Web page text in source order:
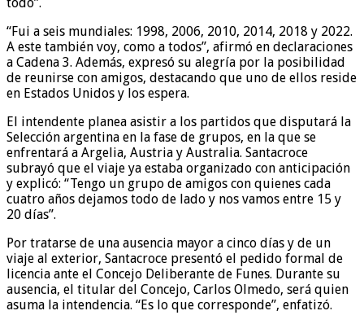
“Fui a seis mundiales: 1998, 2006, 2010, 2014, 2018 y 2022.
A este también voy, como a todos”, afirmó en declaraciones
a Cadena 3. Además, expresó su alegría por la posibilidad
de reunirse con amigos, destacando que uno de ellos reside
en Estados Unidos y los espera.
El intendente planea asistir a los partidos que disputará la
Selección argentina en la fase de grupos, en la que se
enfrentará a Argelia, Austria y Australia. Santacroce
subrayó que el viaje ya estaba organizado con anticipación
y explicó: “Tengo un grupo de amigos con quienes cada
cuatro años dejamos todo de lado y nos vamos entre 15 y
20 días”.
Por tratarse de una ausencia mayor a cinco días y de un
viaje al exterior, Santacroce presentó el pedido formal de
licencia ante el Concejo Deliberante de Funes. Durante su
ausencia, el titular del Concejo, Carlos Olmedo, será quien
asuma la intendencia. “Es lo que corresponde”, enfatizó.